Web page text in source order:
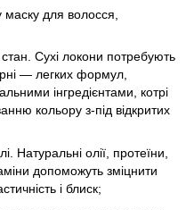
для волосся,
Сухі локони потребують
— легких формул,
інгредієнтами, котрі
кольору з-під відкритих
Натуральні олії, протеїни,
допоможуть зміцнити
і блиск;